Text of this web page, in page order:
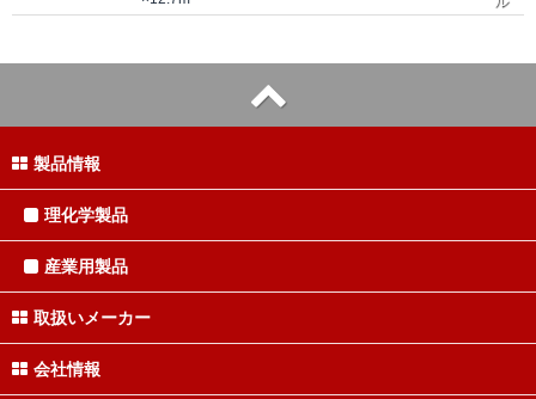
製品情報
理化学製品
産業用製品
取扱いメーカー
会社情報